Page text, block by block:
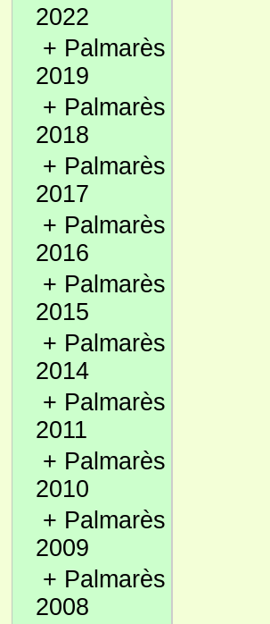
2022
+ Palmarès
2019
+ Palmarès
2018
+ Palmarès
2017
+ Palmarès
2016
+ Palmarès
2015
+ Palmarès
2014
+ Palmarès
2011
+ Palmarès
2010
+ Palmarès
2009
+ Palmarès
2008